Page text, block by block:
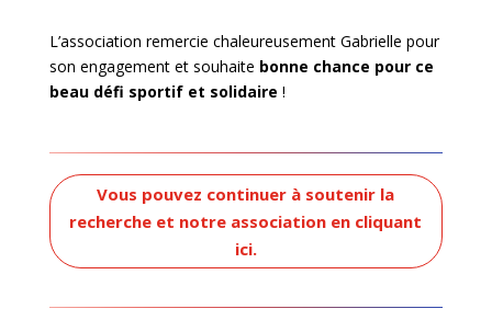
L’association remercie chaleureusement Gabrielle pour
son engagement et souhaite bonne chance pour ce
beau défi sportif et solidaire !
Vous pouvez continuer à soutenir la
recherche et notre association en cliquant
ici.